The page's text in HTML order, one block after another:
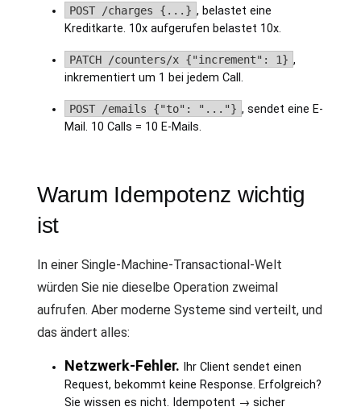
POST /charges {...} , belastet eine
Kreditkarte. 10x aufgerufen belastet 10x.
PATCH /counters/x {"increment": 1} ,
inkrementiert um 1 bei jedem Call.
POST /emails {"to": "..."} , sendet eine E-
Mail. 10 Calls = 10 E-Mails.
Warum Idempotenz wichtig
ist
In einer Single-Machine-Transactional-Welt
würden Sie nie dieselbe Operation zweimal
aufrufen. Aber moderne Systeme sind verteilt, und
das ändert alles:
Netzwerk-Fehler. Ihr Client sendet einen
Request, bekommt keine Response. Erfolgreich?
Sie wissen es nicht. Idempotent → sicher